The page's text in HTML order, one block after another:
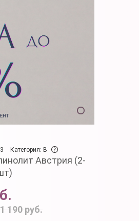
Категория: B
Австрия (2-
1 190 руб.